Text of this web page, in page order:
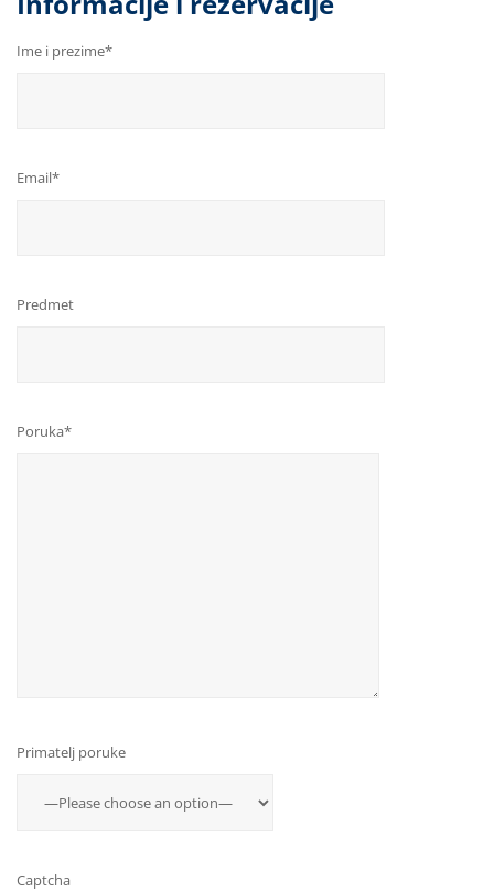
Ime i prezime*
Email*
Predmet
Poruka*
Primatelj poruke
Captcha